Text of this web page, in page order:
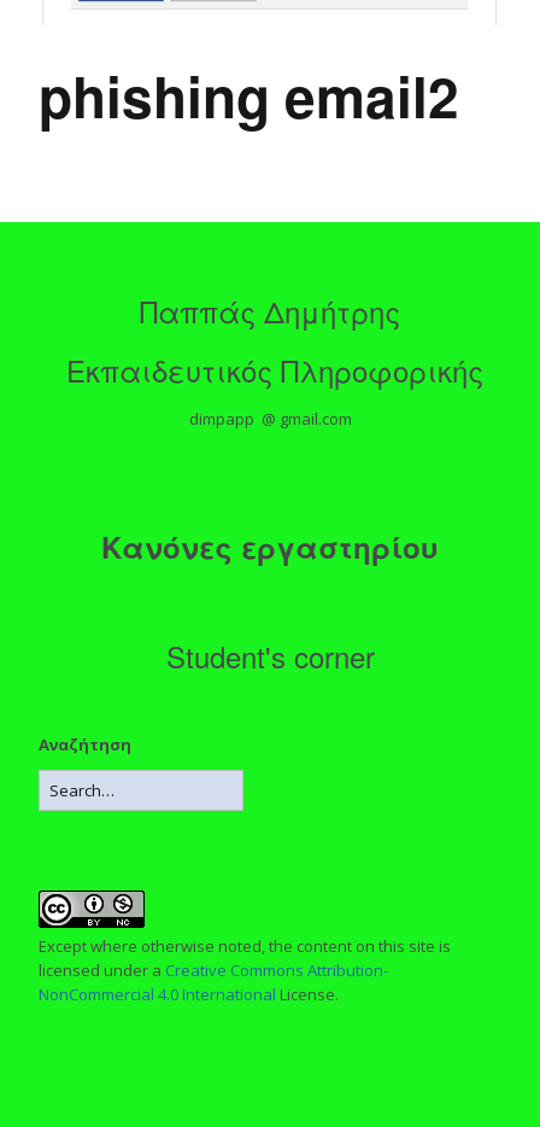
phishing email2
Παππάς Δημήτρης
Εκπαιδευτικός Πληροφορικής
dimpapp @ gmail.com
Κανόνες εργαστηρίου
Student's corner
Αναζήτηση
Except where otherwise noted, the content on this site is
licensed under a Creative Commons Attribution-
NonCommercial 4.0 International License.